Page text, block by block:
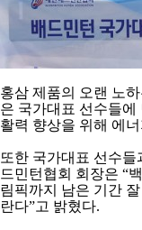
홍삼 제품의 오랜 노
은 국가대표 선수들
활력 향상을 위해 에
또한 국가대표 선수들
드민턴협회 회장은 “
림픽까지 남은 기간
란다”고 밝혔다.